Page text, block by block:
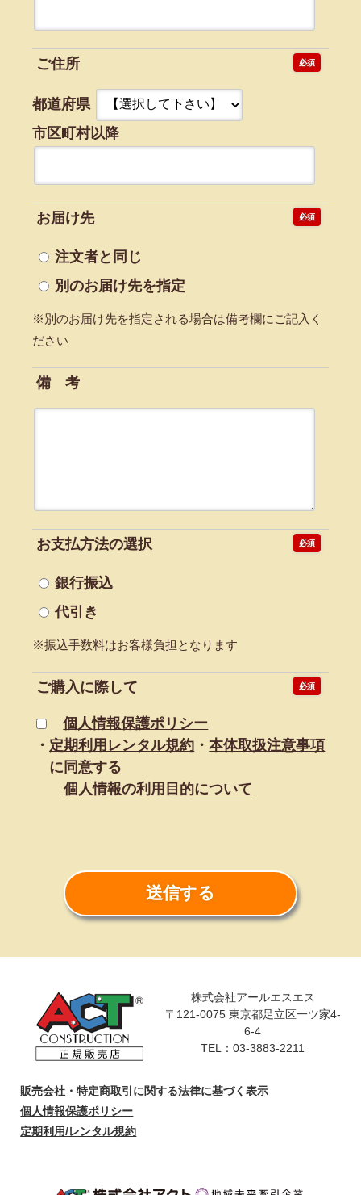
必須
ご住所
都道府県
市区町村以降
お届け先 必須
注文者と同じ
別のお届け先を指定
※別のお届け先を指定される場合は備考欄にご記入く
ださい
備 考
必須
お支払方法の選択
銀行振込
代引き
※振込手数料はお客様負担となります
必須
ご購入に際して
個人情報保護ポリシー
・ 定期利用レンタル規約 ・本体取扱注意事項
に同意する
個人情報の利用目的について
送信する
株式会社アールエスエス
〒121-0075 東京都足立区一ツ家4-
6-4
TEL：03-3883-2211
販売会社・特定商取引に関する法律に基づく表示
個人情報保護ポリシー
定期利用/レンタル規約